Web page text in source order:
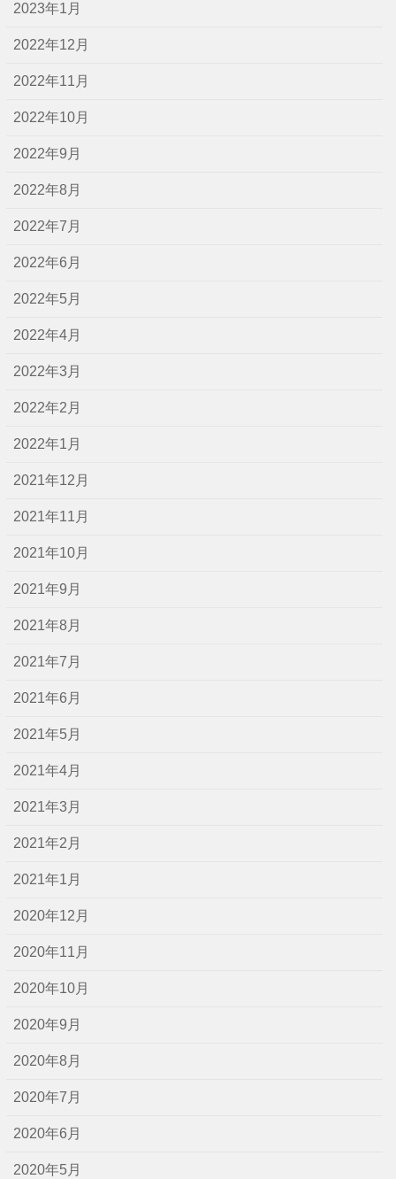
2023年1月
2022年12月
2022年11月
2022年10月
2022年9月
2022年8月
2022年7月
2022年6月
2022年5月
2022年4月
2022年3月
2022年2月
2022年1月
2021年12月
2021年11月
2021年10月
2021年9月
2021年8月
2021年7月
2021年6月
2021年5月
2021年4月
2021年3月
2021年2月
2021年1月
2020年12月
2020年11月
2020年10月
2020年9月
2020年8月
2020年7月
2020年6月
2020年5月